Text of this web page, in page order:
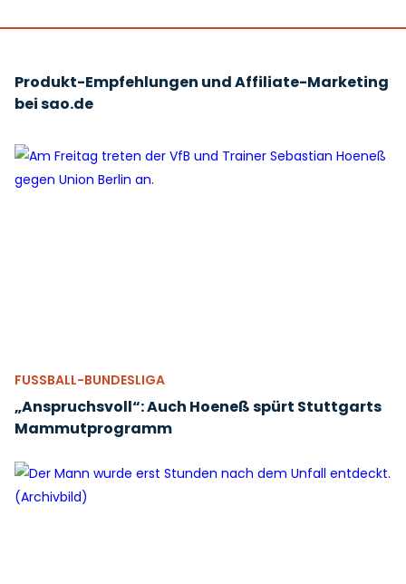
Produkt-Empfehlungen und Affiliate-Marketing
bei sao.de
FUSSBALL-BUNDESLIGA
„Anspruchsvoll“: Auch Hoeneß spürt Stuttgarts
Mammutprogramm